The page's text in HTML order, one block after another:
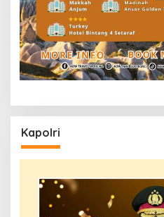
Kapolri